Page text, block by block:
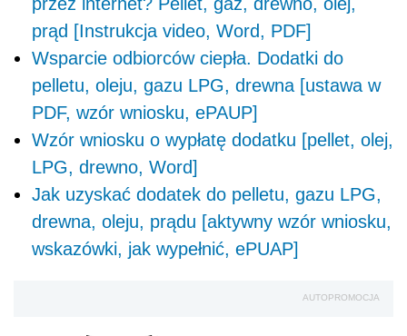
prąd [Instrukcja video, Word, PDF]
Wsparcie odbiorców ciepła. Dodatki do
pelletu, oleju, gazu LPG, drewna [ustawa w
PDF, wzór wniosku, ePAUP]
Wzór wniosku o wypłatę dodatku [pellet, olej,
LPG, drewno, Word]
Jak uzyskać dodatek do pelletu, gazu LPG,
drewna, oleju, prądu [aktywny wzór wniosku,
wskazówki, jak wypełnić, ePUAP]
AUTOPROMOCJA